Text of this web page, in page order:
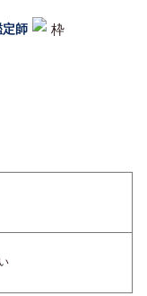
定師